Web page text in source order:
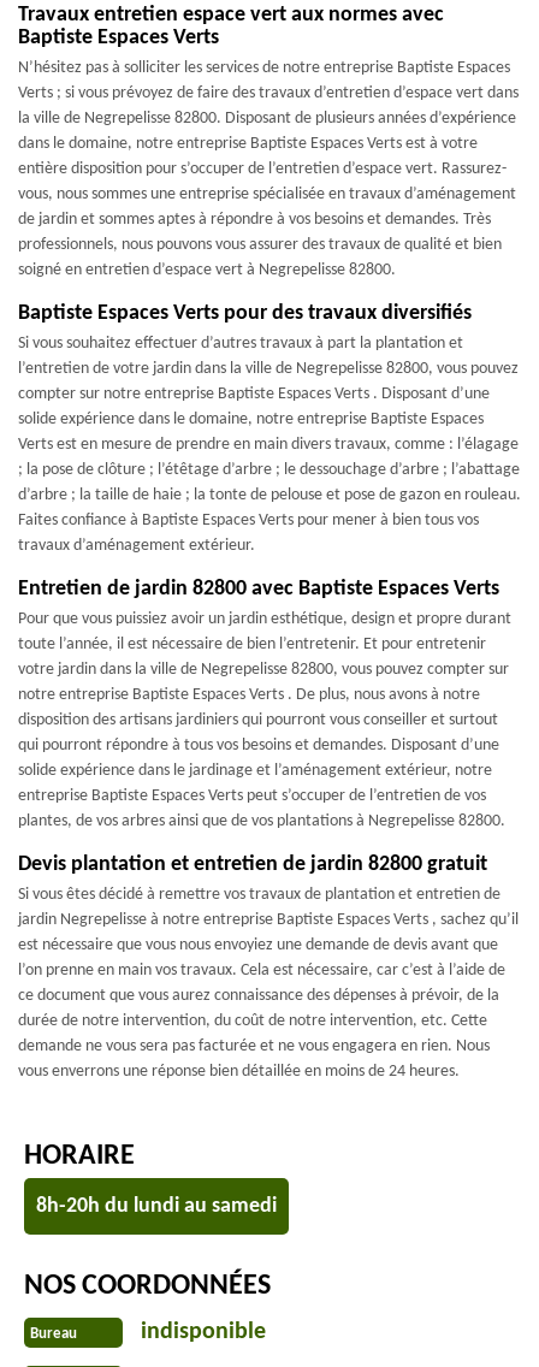
Travaux entretien espace vert aux normes avec
Baptiste Espaces Verts
N’hésitez pas à solliciter les services de notre entreprise Baptiste Espaces
Verts ; si vous prévoyez de faire des travaux d’entretien d’espace vert dans
la ville de Negrepelisse 82800. Disposant de plusieurs années d’expérience
dans le domaine, notre entreprise Baptiste Espaces Verts est à votre
entière disposition pour s’occuper de l’entretien d’espace vert. Rassurez-
vous, nous sommes une entreprise spécialisée en travaux d’aménagement
de jardin et sommes aptes à répondre à vos besoins et demandes. Très
professionnels, nous pouvons vous assurer des travaux de qualité et bien
soigné en entretien d’espace vert à Negrepelisse 82800.
Baptiste Espaces Verts pour des travaux diversifiés
Si vous souhaitez effectuer d’autres travaux à part la plantation et
l’entretien de votre jardin dans la ville de Negrepelisse 82800, vous pouvez
compter sur notre entreprise Baptiste Espaces Verts . Disposant d’une
solide expérience dans le domaine, notre entreprise Baptiste Espaces
Verts est en mesure de prendre en main divers travaux, comme : l’élagage
; la pose de clôture ; l’étêtage d’arbre ; le dessouchage d’arbre ; l’abattage
d’arbre ; la taille de haie ; la tonte de pelouse et pose de gazon en rouleau.
Faites confiance à Baptiste Espaces Verts pour mener à bien tous vos
travaux d’aménagement extérieur.
Entretien de jardin 82800 avec Baptiste Espaces Verts
Pour que vous puissiez avoir un jardin esthétique, design et propre durant
toute l’année, il est nécessaire de bien l’entretenir. Et pour entretenir
votre jardin dans la ville de Negrepelisse 82800, vous pouvez compter sur
notre entreprise Baptiste Espaces Verts . De plus, nous avons à notre
disposition des artisans jardiniers qui pourront vous conseiller et surtout
qui pourront répondre à tous vos besoins et demandes. Disposant d’une
solide expérience dans le jardinage et l’aménagement extérieur, notre
entreprise Baptiste Espaces Verts peut s’occuper de l’entretien de vos
plantes, de vos arbres ainsi que de vos plantations à Negrepelisse 82800.
Devis plantation et entretien de jardin 82800 gratuit
Si vous êtes décidé à remettre vos travaux de plantation et entretien de
jardin Negrepelisse à notre entreprise Baptiste Espaces Verts , sachez qu’il
est nécessaire que vous nous envoyiez une demande de devis avant que
l’on prenne en main vos travaux. Cela est nécessaire, car c’est à l’aide de
ce document que vous aurez connaissance des dépenses à prévoir, de la
durée de notre intervention, du coût de notre intervention, etc. Cette
demande ne vous sera pas facturée et ne vous engagera en rien. Nous
vous enverrons une réponse bien détaillée en moins de 24 heures.
HORAIRE
8h-20h du lundi au samedi
NOS COORDONNÉES
Bureau indisponible